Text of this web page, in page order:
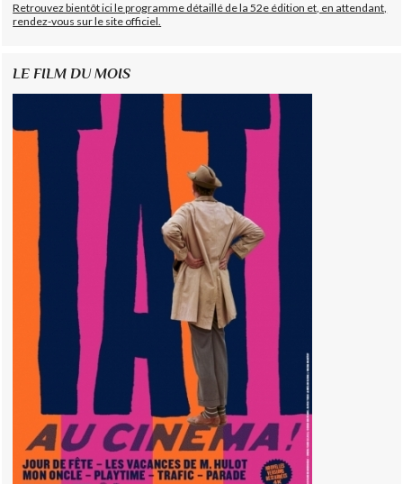
Retrouvez bientôt ici le programme détaillé de la 52e édition et, en attendant,
rendez-vous sur le site officiel.
LE FILM DU MOIS